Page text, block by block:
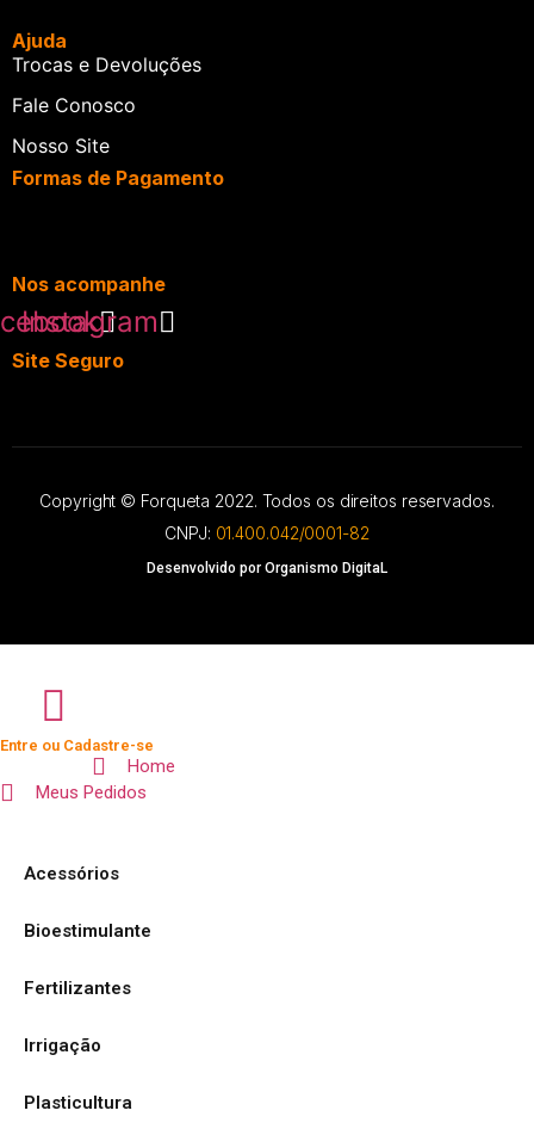
Ajuda
Trocas e Devoluções
Fale Conosco
Nosso Site
Formas de Pagamento
Nos acompanhe
Instagram
Site Seguro
Copyright © Forqueta 2022. Todos os direitos reservados.
CNPJ: 01.400.042/0001-82
Desenvolvido por Organismo DigitaL
Entre ou Cadastre-se
Home
Meus Pedidos
Acessórios
Bioestimulante
Fertilizantes
Irrigação
Plasticultura